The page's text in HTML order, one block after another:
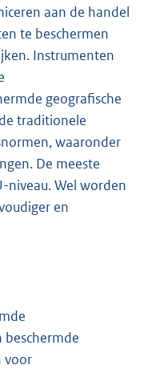
aan de handel
te beschermen
Instrumenten
geografische
traditionele
waaronder
De meeste
niveau. Wel worden
en
voor